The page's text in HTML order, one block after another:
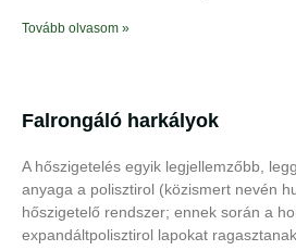
Tovább olvasom »
Falrongáló harkályok
A hőszigetelés egyik legjellemzőbb,
anyaga a polisztirol (közismert nevén
hőszigetelő rendszer; ennek során a
expandáltpolisztirol lapokat